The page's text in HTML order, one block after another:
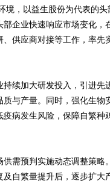
，以益生股份为代表的头
企业快速响应市场变化
供应商对接等工作，率先
加大研发投入，引进先
与产量。同时，强化生物
病发生风险，保障自繁种
预判实施动态调整策略
自繁量提升后，逐步扩